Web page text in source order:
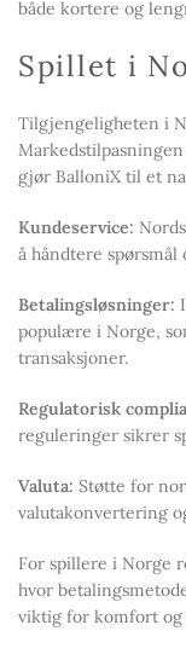
både kortere og
Spillet i
Tilgjengeligheten i
gjør BalloniX til et
Kundeservice:
å håndtere
Betalingsløsninger:
populære i Norge,
transaksjoner.
Regulatorisk
reguleringer sikrer
Valuta: Støtte for
valutakonvertering
For spillere i Norge
hvor
viktig for komfort og